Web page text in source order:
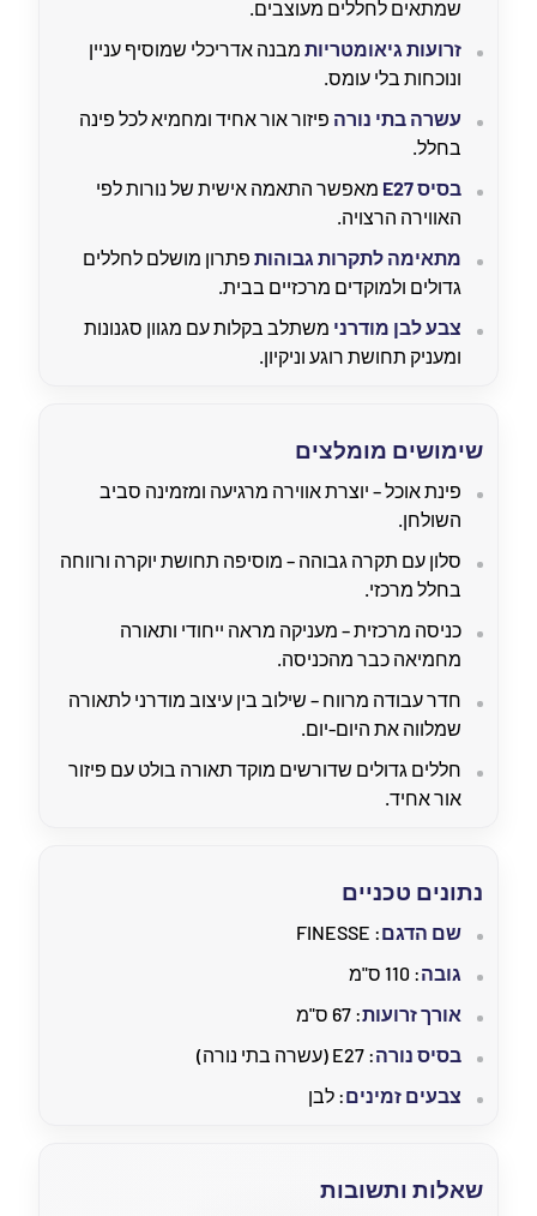
שמתאים לחללים מעוצבים.
זרועות גיאומטריות מבנה אדריכלי שמוסיף עניין
ונוכחות בלי עומס.
עשרה בתי נורה פיזור אור אחיד ומחמיא לכל פינה
בחלל.
בסיס E27
מאפשר התאמה אישית של נורות לפי
האווירה הרצויה.
מתאימה לתקרות גבוהות פתרון מושלם לחללים
גדולים ולמוקדים מרכזיים בבית.
צבע לבן מודרני משתלב בקלות עם מגוון סגנונות
ומעניק תחושת רוגע וניקיון.
שימושים מומלצים
פינת אוכל – יוצרת אווירה מרגיעה ומזמינה סביב
השולחן.
סלון עם תקרה גבוהה – מוסיפה תחושת יוקרה ורווחה
בחלל מרכזי.
כניסה מרכזית – מעניקה מראה ייחודי ותאורה
מחמיאה כבר מהכניסה.
חדר עבודה מרווח – שילוב בין עיצוב מודרני לתאורה
שמלווה את היום-יום.
חללים גדולים שדורשים מוקד תאורה בולט עם פיזור
אור אחיד.
נתונים טכניים
שם הדגם: FINESSE
גובה: 110 ס"מ
אורך זרועות: 67 ס"מ
בסיס נורה: E27 (עשרה בתי נורה)
צבעים זמינים: לבן
שאלות ותשובות